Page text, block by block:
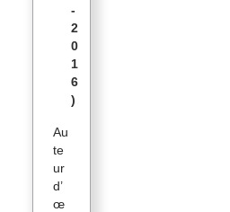
-
2
0
1
6
)
Au
te
ur
d’
œ